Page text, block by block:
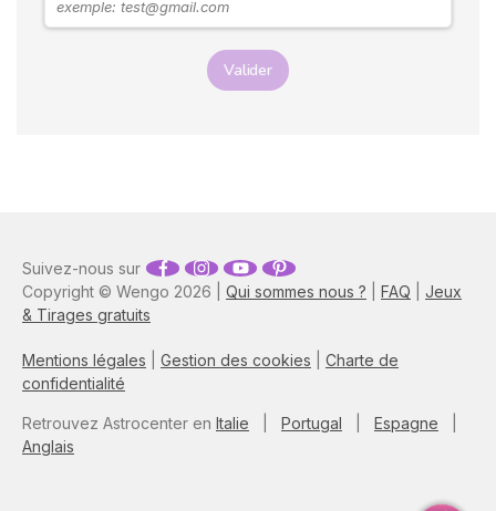
Valider
Copyright © Wengo 2026 | Qui sommes nous ? FAQ
Jeux
& Tirages gratuits
Mentions légales Gestion des cookies
Charte de
confidentialité
Suivez-nous sur
Retrouvez Astrocenter en Italie Portugal Espagne
Anglais